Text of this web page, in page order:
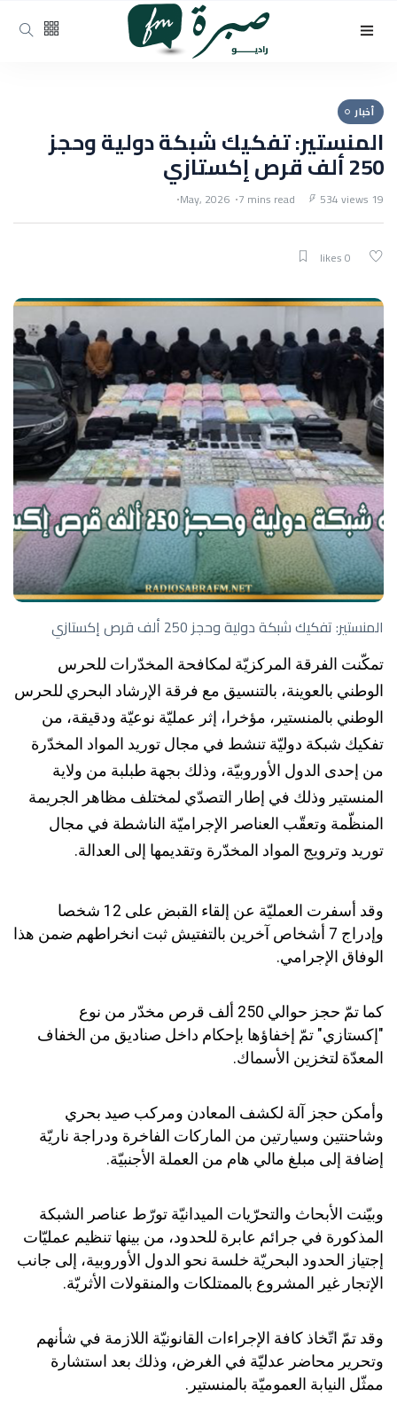
أخبار
المنستير: تفكيك شبكة دولية وحجز
250 ألف قرص إكستازي
19 May, 2026
7 mins read 534 views
المنستير: تفكيك شبكة دولية وحجز 250 ألف قرص إكستازي
تمكّنت الفرقة المركزيّة لمكافحة المخدّرات للحرس
الوطني بالعوينة، بالتنسيق مع فرقة الإرشاد البحري للحرس
الوطني بالمنستير، مؤخرا، إثر عمليّة نوعيّة ودقيقة، من
تفكيك شبكة دوليّة تنشط في مجال توريد المواد المخدّرة
من إحدى الدول الأوروبيّة، وذلك بجهة طبلبة من ولاية
المنستير وذلك في إطار التصدّي لمختلف مظاهر الجريمة
المنظّمة وتعقّب العناصر الإجراميّة الناشطة في مجال
توريد وترويج المواد المخدّرة وتقديمها إلى العدالة.
وقد أسفرت العمليّة عن إلقاء القبض على 12 شخصا
وإدراج 7 أشخاص آخرين بالتفتيش ثبت انخراطهم ضمن هذا
الوفاق الإجرامي.
كما تمّ حجز حوالي 250 ألف قرص مخدّر من نوع
"إكستازي" تمّ إخفاؤها بإحكام داخل صناديق من الخفاف
المعدّة لتخزين الأسماك.
وأمكن حجز آلة لكشف المعادن ومركب صيد بحري
وشاحنتين وسيارتين من الماركات الفاخرة ودراجة ناريّة
إضافة إلى مبلغ مالي هام من العملة الأجنبيّة.
وبيّنت الأبحاث والتحرّيات الميدانيّة تورّط عناصر الشبكة
المذكورة في جرائم عابرة للحدود، من بينها تنظيم عمليّات
إجتياز الحدود البحريّة خلسة نحو الدول الأوروبية، إلى جانب
الإتجار غير المشروع بالممتلكات والمنقولات الأثريّة.
وقد تمّ اتّخاذ كافة الإجراءات القانونيّة اللازمة في شأنهم
وتحرير محاضر عدليّة في الغرض، وذلك بعد استشارة
ممثّل النيابة العموميّة بالمنستير.